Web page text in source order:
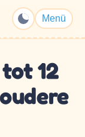
Menü
12